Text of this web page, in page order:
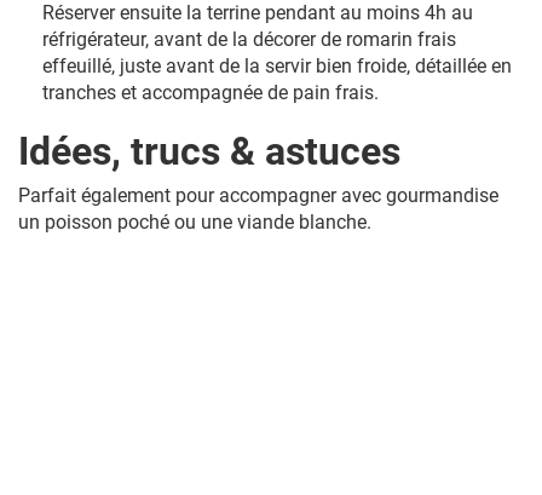
Réserver ensuite la terrine pendant au moins 4h au
réfrigérateur, avant de la décorer de romarin frais
effeuillé, juste avant de la servir bien froide, détaillée en
tranches et accompagnée de pain frais.
Idées, trucs & astuces
Parfait également pour accompagner avec gourmandise
un poisson poché ou une viande blanche.